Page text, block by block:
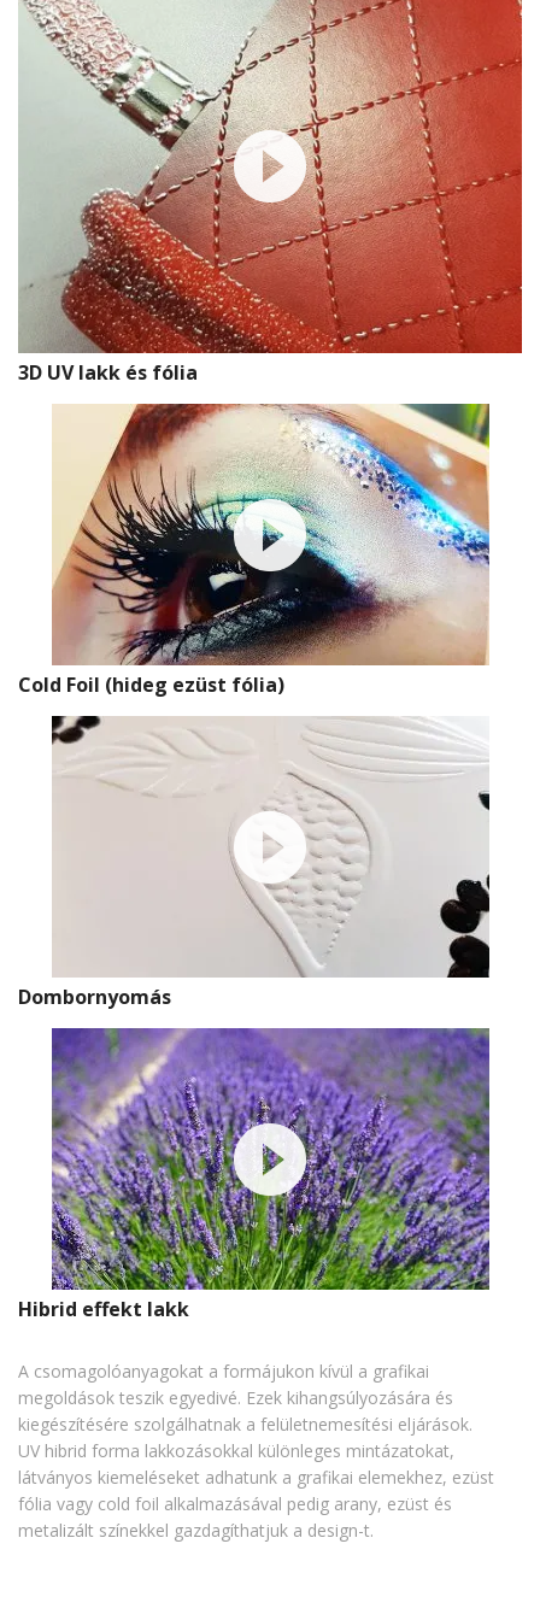
3D UV lakk és fólia
Cold Foil (hideg ezüst fólia)
Dombornyomás
Hibrid effekt lakk
A csomagolóanyagokat a formájukon kívül a grafikai
megoldások teszik egyedivé. Ezek kihangsúlyozására és
kiegészítésére szolgálhatnak a felületnemesítési eljárások.
UV hibrid forma lakkozásokkal különleges mintázatokat,
látványos kiemeléseket adhatunk a grafikai elemekhez, ezüst
fólia vagy cold foil alkalmazásával pedig arany, ezüst és
metalizált színekkel gazdagíthatjuk a design-t.